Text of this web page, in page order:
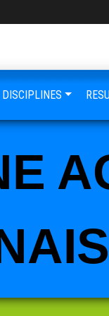
DISCIPLINES